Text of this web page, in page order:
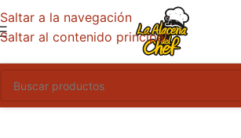
Saltar a la navegación
Saltar al contenido principal